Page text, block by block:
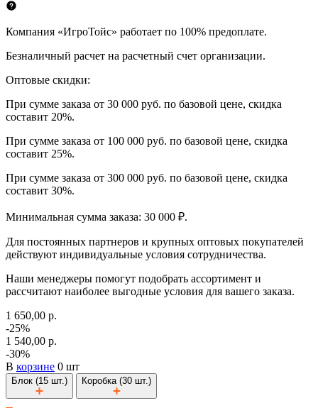
Компания «ИгроТойс» работает по 100% предоплате.
Безналичный расчет на расчетный счет организации.
Оптовые скидки:
При сумме заказа от 30 000 руб. по базовой цене, скидка
составит 20%.
При сумме заказа от 100 000 руб. по базовой цене, скидка
составит 25%.
При сумме заказа от 300 000 руб. по базовой цене, скидка
составит 30%.
Минимальная сумма заказа: 30 000 ₽.
Для постоянных партнеров и крупных оптовых покупателей
действуют индивидуальные условия сотрудничества.
Наши менеджеры помогут подобрать ассортимент и
рассчитают наиболее выгодные условия для вашего заказа.
1 650,00 р.
-25%
1 540,00 р.
-30%
В корзине 0 шт
Блок (15 шт.) Коробка (30 шт.)